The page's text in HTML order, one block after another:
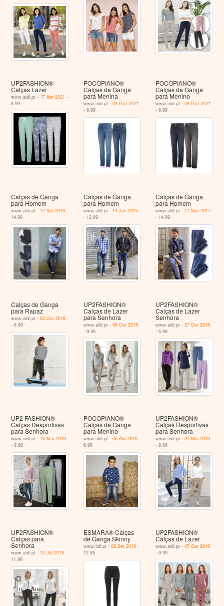
UP2FASHION®
Calças Lazer
www.aldi.pt - 17 Abr 2021 -
8.99
POCOPIANO®
Calças de Ganga
para Menina
www.aldi.pt - 04 Dez 2021
- 9.99
POCOPIANO®
Calças de Ganga
para Menino
www.aldi.pt -04 Dez 2021
- 9.99
Calças de Ganga
para Homem
www.aldi.pt - 17 Set 2016 -
14.99
Calças de Ganga
para Homem
www.aldi.pt - 14 Jan 2017
- 12.99
Calças de Ganga
para Homem
www.aldi.pt - 11 Mar 2017
- 14.99
Calças de Ganga
para Rapaz
www.aldi.pt -03 Out 2018
- 6.99
UP2FASHION®
Calças de Lazer
para Senhora
www.aldi.pt - 06 Out 2018
- 9.99
UP2FASHION®
Calças de Lazer
Senhora
www.aldi.pt -27 Out 2018
- 6.99
UP2 FASHION®
Calças Desportivas
para Senhora
www.aldi.pt - 16 Mar 2019
- 9.99
POCOPIANO®
Calças de Ganga
para Menino
www.aldi.pt - 06 Abr 2019-
6.99
UP2FASHION®
Calças Desportivas
para Senhora
www.aldi.pt -04 Mai 2019
- 9.99
UP2FASHION®
Calças para
Senhora
www.aldi.pt - 10 Jul 2019 -
11.99
ESMARA® Calças
de Ganga Skinny
www.lidl.pt - 02 Set 2019-
12.99
UP2FASHION®
Calças de Lazer
www.aldi.pt -05 Out 2019
- 9.99